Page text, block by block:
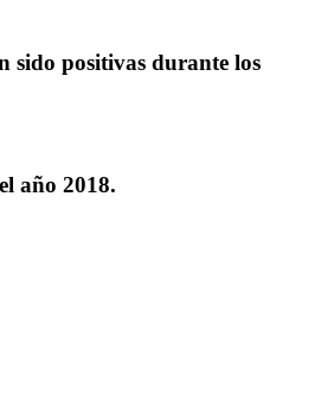
sido positivas durante los
año 2018.